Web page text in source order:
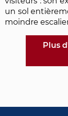
un sol
moindre
Plus